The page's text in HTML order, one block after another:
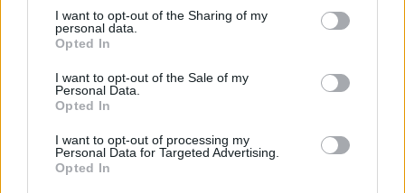
not limited to your visit or usage behaviour. You may click to
grant or deny consent to Google and its third-party tags to
use your data for below specified purposes in below Google
consent section.
I want to opt-out of the Sharing of my
personal data.
Opted In
I want to opt-out of the Sale of my
Personal Data.
Opted In
I want to opt-out of processing my
Personal Data for Targeted Advertising.
Opted In